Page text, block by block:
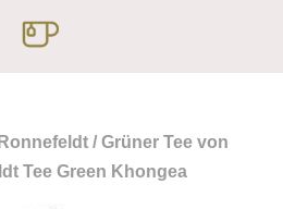
/ Grüner Tee von
Tee Green Khongea